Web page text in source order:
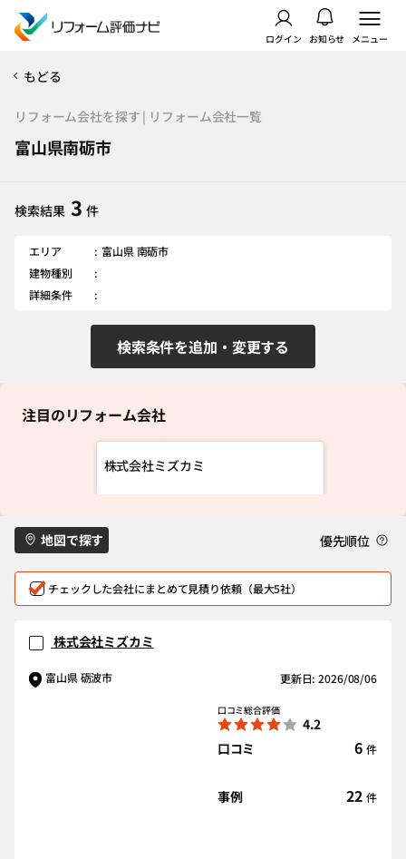
ログイン お知らせ メニュー
もどる
リフォーム会社を探す | リフォーム会社一覧
富山県南砺市
検索結果 3 件
エリア
富山県 南砺市
建物種別
詳細条件
検索条件を追加・変更する
注目のリフォーム会社
株式会社ミズカミ
地図で探す 優先順位
チェックした会社にまとめて見積り依頼（最大5社）
株式会社ミズカミ
富山県 砺波市 更新日: 2026/08/06
口コミ総合評価
4.2
口コミ
6 件
事例 22 件